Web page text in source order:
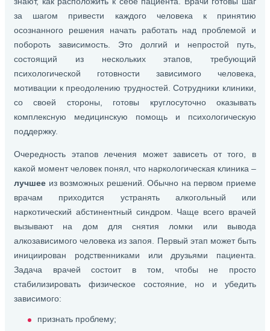
за шагом привести каждого человека к принятию
осознанного решения начать работать над проблемой и
побороть зависимость. Это долгий и непростой путь,
состоящий из нескольких этапов, требующий
психологической готовности зависимого человека,
мотивации к преодолению трудностей. Сотрудники клиники,
со своей стороны, готовы круглосуточно оказывать
комплексную медицинскую помощь и психологическую
поддержку.
Очередность этапов лечения может зависеть от того, в
какой момент человек понял, что наркологическая клиника –
лучшее из возможных решений. Обычно на первом приеме
врачам приходится устранять алкогольный или
наркотический абстинентный синдром. Чаще всего врачей
вызывают на дом для снятия ломки или вывода
алкозависимого человека из запоя. Первый этап может быть
инициирован родственниками или друзьями пациента.
Задача врачей состоит в том, чтобы не просто
стабилизировать физическое состояние, но и убедить
зависимого:
признать проблему;